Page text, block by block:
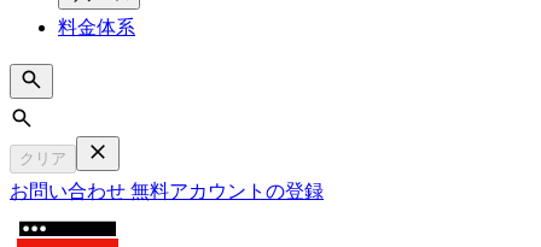
料金体系
Search
クリア
お問い合わせ 無料アカウントの登録